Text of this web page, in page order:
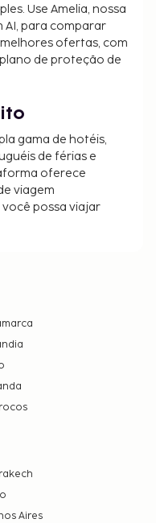
Use Amelia, nossa
AI, para comparar
ofertas, com
de proteção de
gama de hotéis,
de férias e
oferece
viagem
possa viajar
Aires